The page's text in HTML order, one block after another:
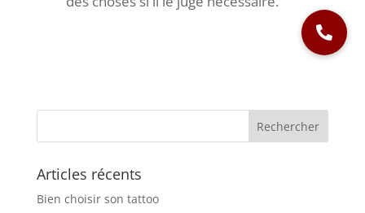
Articles récents
Bien choisir son tattoo